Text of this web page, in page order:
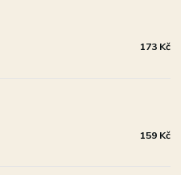
173 Kč
159 Kč